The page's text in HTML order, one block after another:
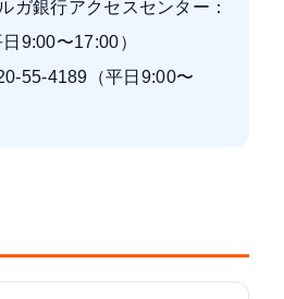
ガ銀行アクセスセンター：
9:00〜17:00）
55-4189（平日9:00〜